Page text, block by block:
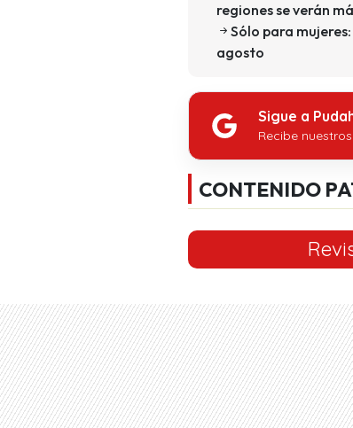
regiones se verán
Sólo para
agosto
Sigue a
Recibe
CONTENIDO